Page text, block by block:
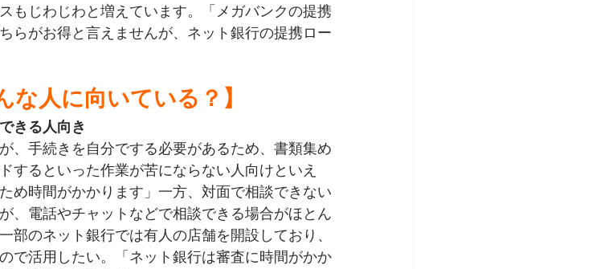
もじわじわと増えています。「メガバンクの提携
らがお得と言えませんが、ネット銀行の提携ロー
な人に向いている？】
きる人向き
、手続きを自分でする必要があるため、書類集め
するといった作業が苦にならない人向けといえ
め時間がかかります」一方、対面で相談できない
、電話やチャットなどで相談できる場合がほとん
部のネット銀行では有人の店舗を開設しており、
で活用したい。「ネット銀行は審査に時間がかか